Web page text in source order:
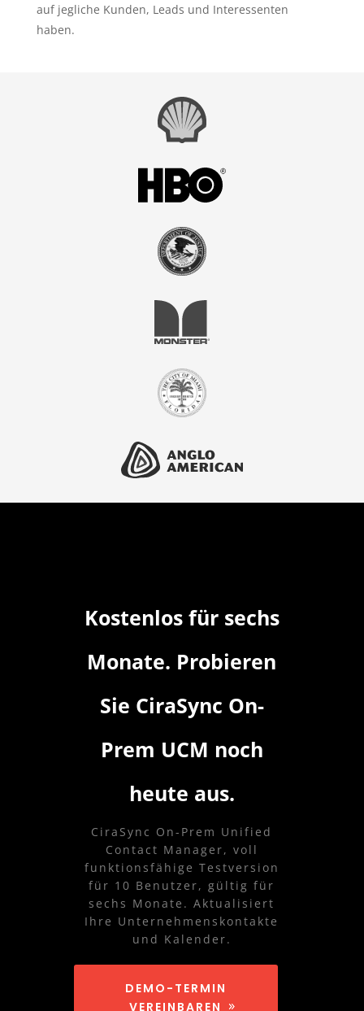
auf jegliche Kunden, Leads und Interessenten
haben.
Kostenlos für sechs
Monate. Probieren
Sie CiraSync On-
Prem UCM noch
heute aus.
CiraSync On-Prem Unified
Contact Manager, voll
funktionsfähige Testversion
für 10 Benutzer, gültig für
sechs Monate. Aktualisiert
Ihre Unternehmenskontakte
und Kalender.
DEMO-TERMIN
VEREINBAREN